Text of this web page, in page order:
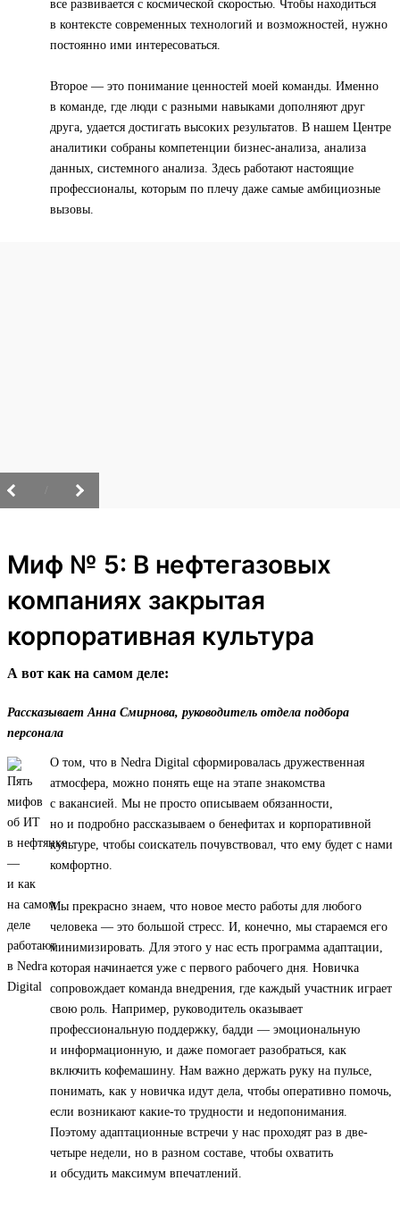
все развивается с космической скоростью. Чтобы находиться
в контексте современных технологий и возможностей, нужно
постоянно ими интересоваться.
Второе — это понимание ценностей моей команды. Именно
в команде, где люди с разными навыками дополняют друг
друга, удается достигать высоких результатов. В нашем Центре
аналитики собраны компетенции бизнес-анализа, анализа
данных, системного анализа. Здесь работают настоящие
профессионалы, которым по плечу даже самые амбициозные
вызовы.
Миф № 5: В нефтегазовых
компаниях закрытая
корпоративная культура
А вот как на самом деле:
Рассказывает Анна Смирнова, руководитель отдела подбора
персонала
О том, что в Nedra Digital сформировалась дружественная
атмосфера, можно понять еще на этапе знакомства
с вакансией. Мы не просто описываем обязанности,
но и подробно рассказываем о бенефитах и корпоративной
культуре, чтобы соискатель почувствовал, что ему будет с нами
комфортно.
Мы прекрасно знаем, что новое место работы для любого
человека — это большой стресс. И, конечно, мы стараемся его
минимизировать. Для этого у нас есть программа адаптации,
которая начинается уже с первого рабочего дня. Новичка
сопровождает команда внедрения, где каждый участник играет
свою роль. Например, руководитель оказывает
профессиональную поддержку, бадди — эмоциональную
и информационную, и даже помогает разобраться, как
включить кофемашину. Нам важно держать руку на пульсе,
понимать, как у новичка идут дела, чтобы оперативно помочь,
если возникают какие-то трудности и недопонимания.
Поэтому адаптационные встречи у нас проходят раз в две-
четыре недели, но в разном составе, чтобы охватить
и обсудить максимум впечатлений.